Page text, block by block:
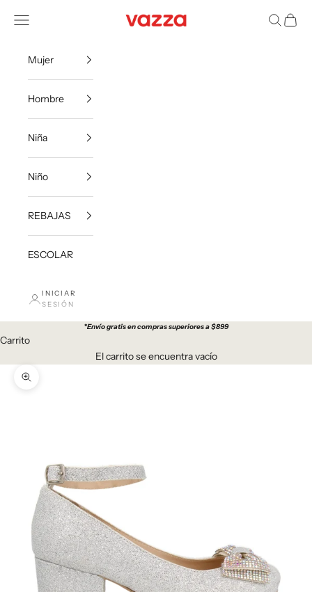
VazzaShoes
Menú Buscar
Carrito
Mujer
Hombre
Niña
Niño
REBAJAS
ESCOLAR
INICIAR
SESIÓN
*Envío gratis en compras superiores a $899
Carrito
El carrito se encuentra vacío
Zoom